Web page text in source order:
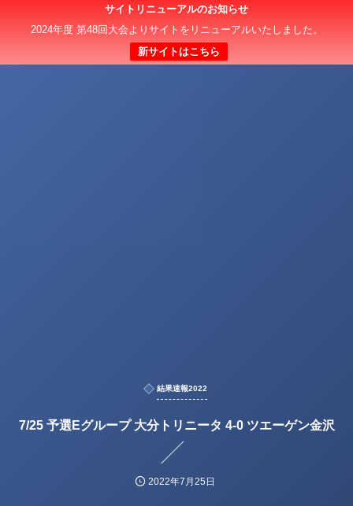
サイトリニューアルのお知らせ
2024年度 第48回大会よりサイトをリニューアルいたしました。
新サイトはこちら
結果速報2022
7/25 予選Eグループ 大分トリニータ 4-0 ツエーゲン金沢
2022年7月25日